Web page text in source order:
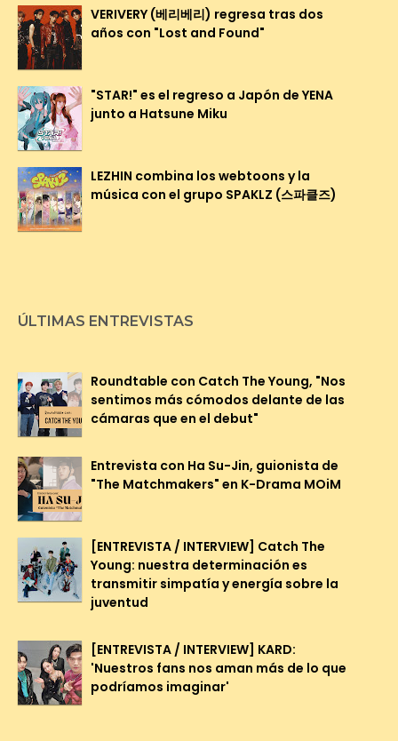
VERIVERY (베리베리) regresa tras dos
años con "Lost and Found"
"STAR!" es el regreso a Japón de YENA
junto a Hatsune Miku
LEZHIN combina los webtoons y la
música con el grupo SPAKLZ (스파클즈)
ÚLTIMAS ENTREVISTAS
Roundtable con Catch The Young, "Nos
sentimos más cómodos delante de las
cámaras que en el debut"
Entrevista con Ha Su-Jin, guionista de
"The Matchmakers" en K-Drama MOiM
[ENTREVISTA / INTERVIEW] Catch The
Young: nuestra determinación es
transmitir simpatía y energía sobre la
juventud
[ENTREVISTA / INTERVIEW] KARD:
'Nuestros fans nos aman más de lo que
podríamos imaginar'